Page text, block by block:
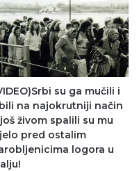
su ga mučili i
na najokrutniji način
živom spalili su mu
pred ostalim
logora u